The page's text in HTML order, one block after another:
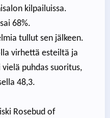
kilpailuissa.
68%.
tullut sen jälkeen.
virhettä esteiltä ja
puhdas suoritus,
48,3.
Rosebud of